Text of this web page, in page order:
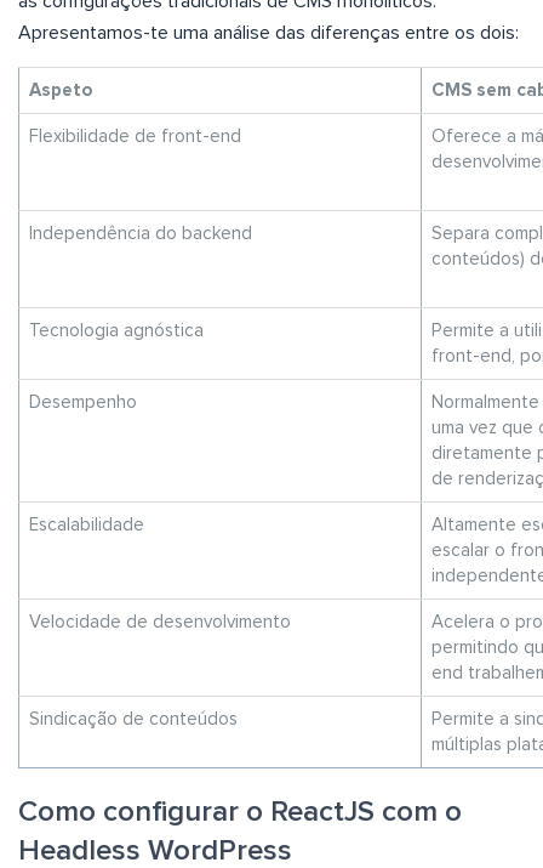
Apresentamos-te uma análise das diferenças entre os dois:
Aspeto CMS sem
Flexibilidade de front-end
Oferece a
Independência do backend
Separa
conteúdos)
Tecnologia agnóstica
Permite a
front-end,
Desempenho
uma vez que
diretamente
de
Escalabilidade
Altamente
escalar o
Velocidade de desenvolvimento
Acelera o
permitindo
end
Sindicação de conteúdos
Permite a
múltiplas
Como configurar o ReactJS com o
Headless WordPress